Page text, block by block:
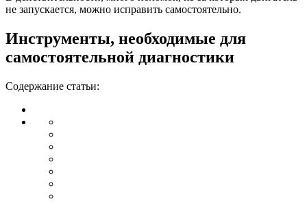
не запускается, можно исправить самостоятельно.
Инструменты, необходимые для
самостоятельной диагностики
Содержание статьи: